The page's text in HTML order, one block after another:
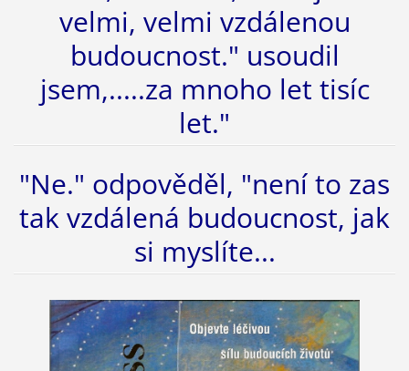
velmi, velmi vzdálenou
budoucnost." usoudil
jsem,.....za mnoho let tisíc
let."
"Ne." odpověděl, "není to zas
tak vzdálená budoucnost, jak
si myslíte...